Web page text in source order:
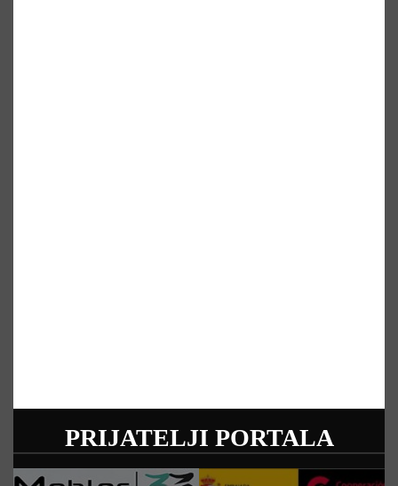
PRIJATELJI PORTALA